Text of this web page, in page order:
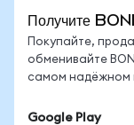
Получите
Покупайте,
обменивайте
самом надёжном
Google Play